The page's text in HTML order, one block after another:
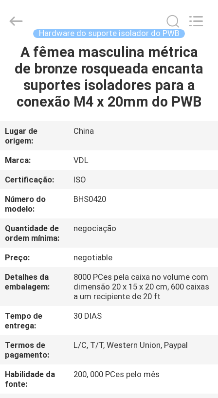
CASA
PRODUTOS
NÓS
EXCURSÃO
DA
FÁBRICA
CONTROLE
DA
QUALIDADE
MAPA
SITE
PRIVACY
POLICY
LTD.
Hardware do suporte isolador do PWB
A fêmea masculina métrica
de bronze rosqueada encanta
suportes isoladores para a
conexão M4 x 20mm do PWB
Lugar de
origem:
China
Marca:
VDL
Certificação:
ISO
Número do
modelo:
BHS0420
Quantidade de
ordem mínima:
negociação
Preço:
negotiable
Detalhes da
embalagem:
8000 PCes pela caixa no volume com
dimensão 20 x 15 x 20 cm, 600 caixas
a um recipiente de 20 ft
Tempo de
entrega:
30 DIAS
Termos de
pagamento:
L/C, T/T, Western Union, Paypal
Habilidade da
fonte:
200, 000 PCes pelo mês